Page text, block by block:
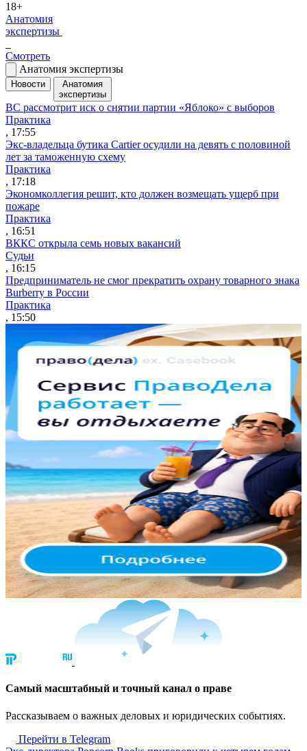
18+
Анатомия
экспертизы
Смотреть
Анатомия экспертизы
Новости
Анатомия
экспертизы
ВС рассмотрит иск о снятии партии «Яблоко» с выборов
Практика
, 17:55
Экс-владельца бутика Cartier осудили на девять с половиной
лет за таможенную схему
Практика
, 17:18
Экономколлегия решит, кто должен возмещать ущерб при
пожаре
Практика
, 16:51
ВККС открыла семь новых вакансий
Судьи
, 16:15
Предприниматель не смог прекратить охрану товарного знака
Burberry в России
Практика
, 15:50
Cамый масштабный и точный канал о праве
Рассказываем о важных деловых и юридических событиях.
Перейти в Telegram